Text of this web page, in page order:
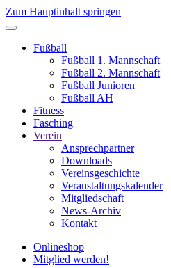
Zum Hauptinhalt springen
Fußball
Fußball 1. Mannschaft
Fußball 2. Mannschaft
Fußball Junioren
Fußball AH
Fitness
Fasching
Verein
Ansprechpartner
Downloads
Vereinsgeschichte
Veranstaltungskalender
Mitgliedschaft
News-Archiv
Kontakt
Onlineshop
Mitglied werden!